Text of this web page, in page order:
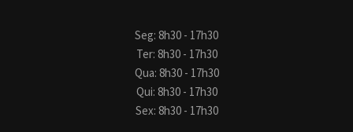
Seg: 8h30 - 17h30
Ter: 8h30 - 17h30
Qua: 8h30 - 17h30
Qui: 8h30 - 17h30
Sex: 8h30 - 17h30